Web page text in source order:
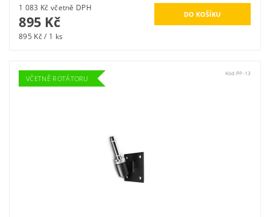
1 083 Kč včetně DPH
895 Kč
895 Kč / 1 ks
VČETNĚ ROTÁTORU
Kód:PP-13